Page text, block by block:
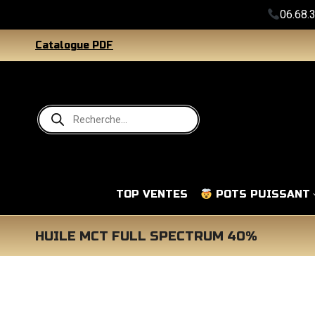
Catalogue PDF
TOP VENTES POTS PUISSANT
HUILE MCT FULL SPECTRUM 40%